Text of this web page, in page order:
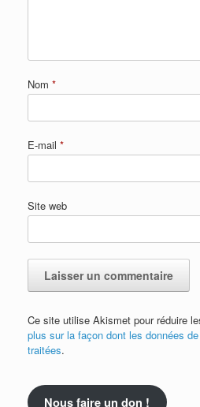
Nom *
E-mail *
Site web
Ce site utilise Akismet pour réduire
plus sur la façon dont les données
traitées.
Nous faire un don !